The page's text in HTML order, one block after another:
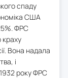
спаду
США
ФРС
краху
Вона надала
і
року ФРС